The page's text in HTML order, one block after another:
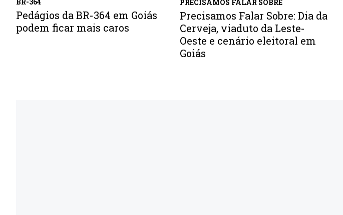
BR-364
Pedágios da BR-364 em Goiás
podem ficar mais caros
PRECISAMOS FALAR SOBRE
Precisamos Falar Sobre: Dia da
Cerveja, viaduto da Leste-
Oeste e cenário eleitoral em
Goiás